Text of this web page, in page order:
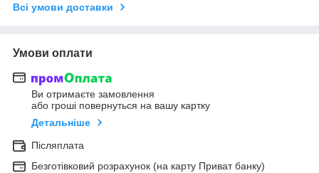
Всі умови доставки
Умови оплати
Ви отримаєте замовлення
або гроші повернуться на вашу картку
Детальніше
Післяплата
Безготівковий розрахунок (на карту Приват банку)